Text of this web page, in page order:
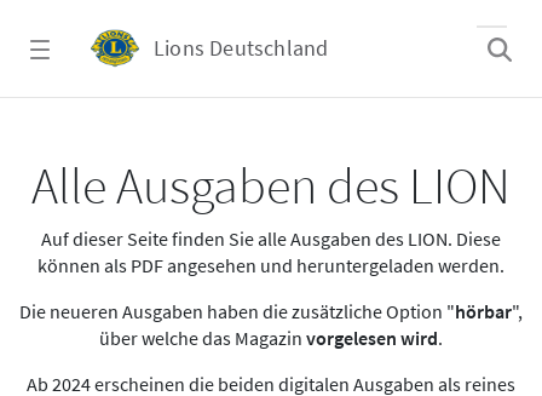
Lions Deutschland
Alle Ausgaben des LION
Auf dieser Seite finden Sie alle Ausgaben des LION. Diese
können als PDF angesehen und heruntergeladen werden.
Die neueren Ausgaben haben die zusätzliche Option "hörbar",
über welche das Magazin vorgelesen wird.
Ab 2024 erscheinen die beiden digitalen Ausgaben als reines